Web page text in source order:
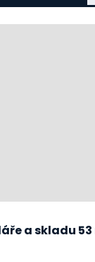
a skladu 53